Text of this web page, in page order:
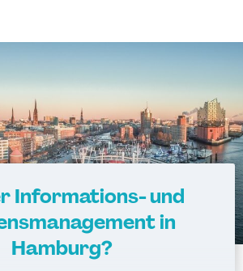
Informations- und
in
Hamburg?